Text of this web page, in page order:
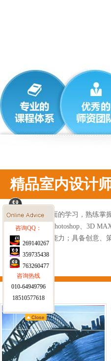
精品室内设计
通过系统、全面的学习，熟练掌
例，快速掌握photoshop、3D
计理念与制作能力；具备创意